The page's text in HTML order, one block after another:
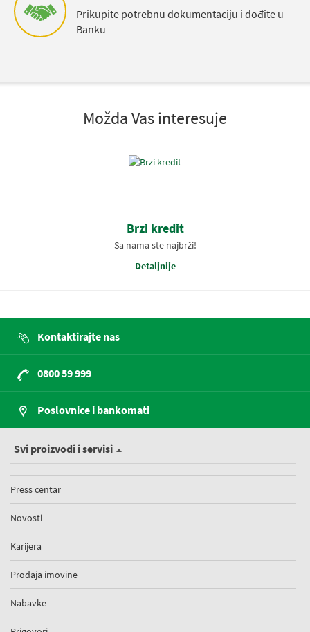
Prikupite potrebnu dokumentaciju i dođite u
Banku
Možda Vas interesuje
Brzi kredit
Sa nama ste najbrži!
Detaljnije
Kontaktirajte nas
0800 59 999
Poslovnice i bankomati
Svi proizvodi i servisi
Press centar
Novosti
Karijera
Prodaja imovine
Nabavke